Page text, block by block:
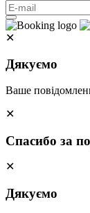
✕
Дякуємо
Ваше
✕
Спасибо за
✕
Дякуємо